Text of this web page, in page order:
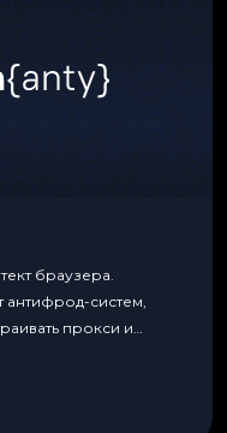
браузера.
антифрод-систем,
прокси и